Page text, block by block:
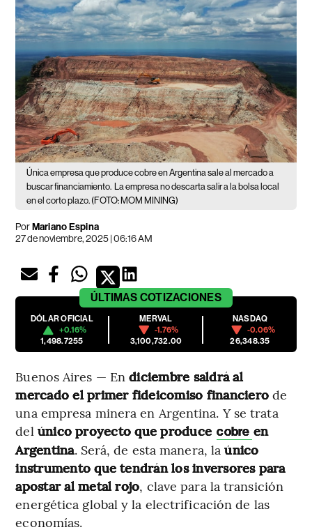
Única empresa que produce cobre en Argentina sale al mercado a
buscar financiamiento. La empresa no descarta salir a la bolsa local
en el corto plazo. (FOTO: MOM MINING)
PorMariano Espina
27 de noviembre, 2025 | 06:16 AM
ÚLTIMAS COTIZACIONES
DÓLAR OFICIAL
+0.16%
1,498.7255
MERVAL
-1.76%
3,100,732.00
NASDAQ
-0.06%
26,348.35
Buenos Aires — Endiciembre saldrá al
mercado el primer fideicomiso financierode
una empresa minera en Argentina. Y se trata
del único proyecto que produce cobre en
Argentina. Será, de esta manera, laúnico
instrumento que tendrán los inversores para
apostar al metal rojo, clave para la transición
energética global y la electrificación de las
economías.